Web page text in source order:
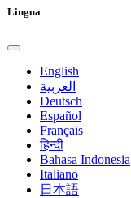
Lingua
English
العربية
Deutsch
Español
Français
हिन्दी
Bahasa Indonesia
Italiano
日本語